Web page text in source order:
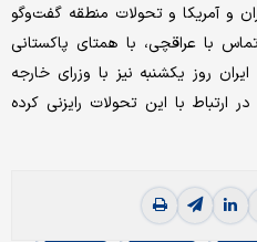
و آمریکا و تحولات منطقه گفت‌و‌گو
با عراقچی، با همتای پاکستانی
روز یکشنبه نیز با وزرای خارجه
ارتباط با این تحولات رایزنی کرده